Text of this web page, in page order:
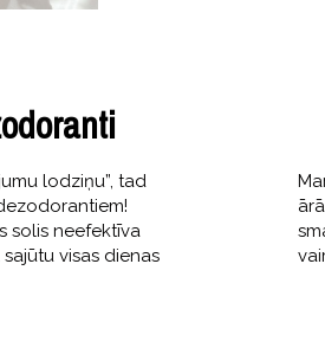
lodziņu”, tad
solis neefektīva
visas dienas